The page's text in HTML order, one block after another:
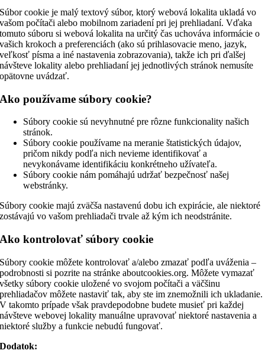
Súbor cookie je malý textový súbor, ktorý webová lokalita ukladá vo
vašom počítači alebo mobilnom zariadení pri jej prehliadaní. Vďaka
tomuto súboru si webová lokalita na určitý čas uchováva informácie o
vašich krokoch a preferenciách (ako sú prihlasovacie meno, jazyk,
veľkosť písma a iné nastavenia zobrazovania), takže ich pri ďalšej
návšteve lokality alebo prehliadaní jej jednotlivých stránok nemusíte
opätovne uvádzať.
Ako používame súbory cookie?
Súbory cookie sú nevyhnutné pre rôzne funkcionality našich
stránok.
Súbory cookie používame na meranie štatistických údajov,
pričom nikdy podľa nich nevieme identifikovať a
nevykonávame identifikáciu konkrétneho užívateľa.
Súbory cookie nám pomáhajú udržať bezpečnosť našej
webstránky.
Súbory cookie majú zväčša nastavenú dobu ich expirácie, ale niektoré
zostávajú vo vašom prehliadači trvale až kým ich neodstránite.
Ako kontrolovať súbory cookie
Súbory cookie môžete kontrolovať a/alebo zmazať podľa uváženia –
podrobnosti si pozrite na stránke aboutcookies.org. Môžete vymazať
všetky súbory cookie uložené vo svojom počítači a väčšinu
prehliadačov môžete nastaviť tak, aby ste im znemožnili ich ukladanie.
V takomto prípade však pravdepodobne budete musieť pri každej
návšteve webovej lokality manuálne upravovať niektoré nastavenia a
niektoré služby a funkcie nebudú fungovať.
Dodatok: